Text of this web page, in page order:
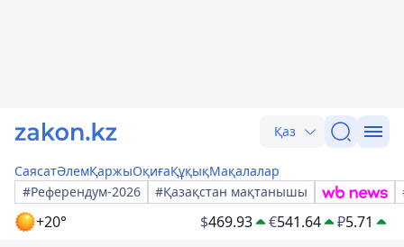
Қаз
СаясатӘлемҚаржыОқиғаҚұқықМақалалар
#Референдум-2026
#Қазақстан мақтанышы
+20° $469.93 €541.64 ₽5.71